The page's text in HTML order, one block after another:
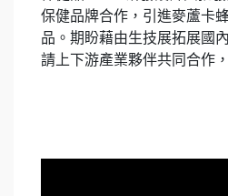
保健品牌合作，引進麥蘆卡
品。期盼藉由生技展拓展國
請上下游產業夥伴共同合作